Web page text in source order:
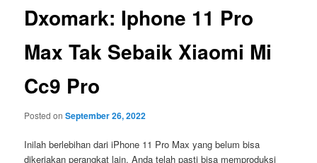
Dxomark: Iphone 11 Pro
Max Tak Sebaik Xiaomi Mi
Cc9 Pro
Posted onSeptember 26, 2022
Inilah berlebihan dari iPhone 11 Pro Max yang belum bisa
dikerjakan perangkat lain. Anda telah pasti bisa memproduksi